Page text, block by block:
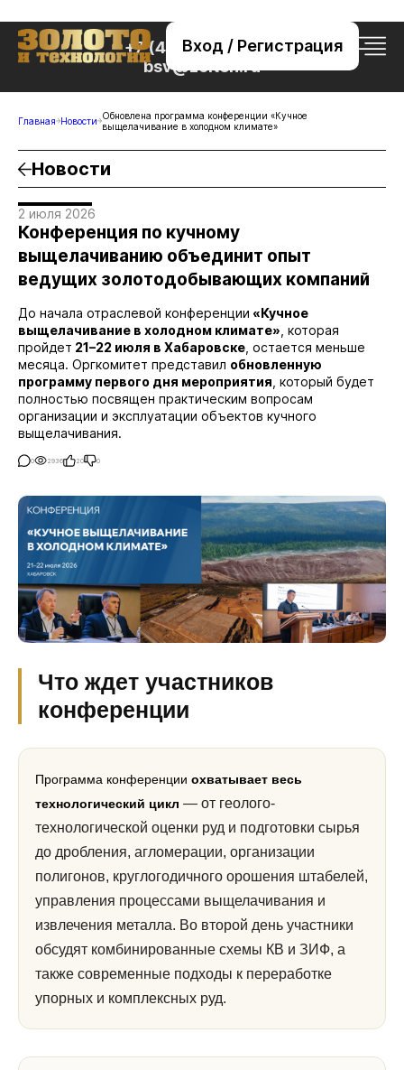
Вход / Регистрация
+7 (495) 221-76-32
bsv@zolteh.ru
Главная Новости Обновлена программа конференции «Кучное
выщелачивание в холодном климате»
Новости
2 июля 2026
Конференция по кучному
выщелачиванию объединит опыт
ведущих золотодобывающих компаний
До начала отраслевой конференции «Кучное
выщелачивание в холодном климате» , которая
пройдет 21–22 июля в Хабаровске , остается меньше
месяца. Оргкомитет представил обновленную
программу первого дня мероприятия , который будет
полностью посвящен практическим вопросам
организации и эксплуатации объектов кучного
выщелачивания.
0 2936 20 0
Что ждет участников
конференции
Программа конференции охватывает весь
технологический цикл — от геолого-
технологической оценки руд и подготовки сырья
до дробления, агломерации, организации
полигонов, круглогодичного орошения штабелей,
управления процессами выщелачивания и
извлечения металла. Во второй день участники
обсудят комбинированные схемы КВ и ЗИФ, а
также современные подходы к переработке
упорных и комплексных руд.